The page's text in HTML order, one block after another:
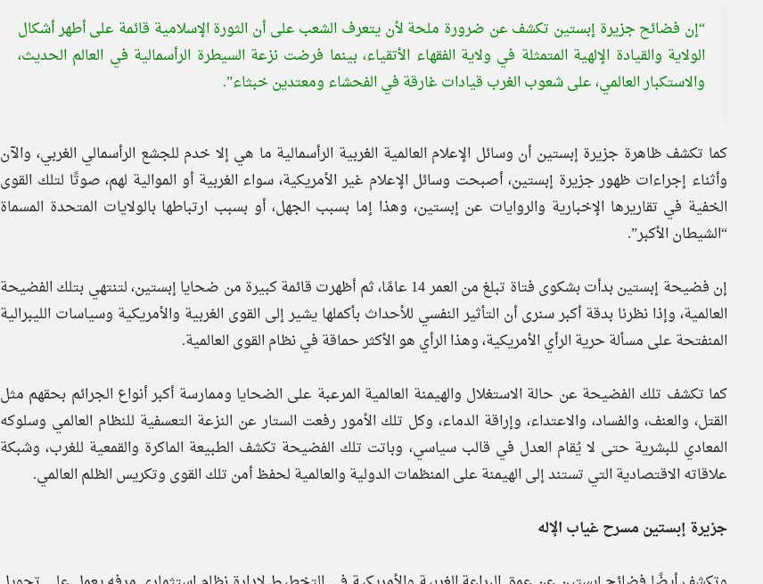
“إن فضائح جزيرة إبستين تكشف عن ضرورة ملحة لأن يتعرف الشعب على أن الثورة الإسلامية قائمة على أطهر أشكال
الولاية والقيادة الإلهية المتمثلة في ولاية الفقهاء الأتقياء، بينما فرضت نزعة السيطرة الرأسمالية في العالم الحديث،
والاستكبار العالمي، على شعوب الغرب قيادات غارقة في الفحشاء ومعتدين خبثاء”.
كما تكشف ظاهرة جزيرة إبستين أن وسائل الإعلام العالمية الغربية الرأسمالية ما هي إلا خدم للجشع الرأسمالي الغربي، والآن
وأثناء إجراءات ظهور جزيرة إبستين، أصبحت وسائل الإعلام غير الأمريكية، سواء الغربية أو الموالية لهم، صوتًا لتلك القوى
الخفية في تقاريرها الإخبارية والروايات عن إبستين، وهذا إما بسبب الجهل، أو بسبب ارتباطها بالولايات المتحدة المسماة
“الشيطان الأكبر”.
إن فضيحة إبستين بدأت بشكوى فتاة تبلغ من العمر 14 عامًا، ثم أظهرت قائمة كبيرة من ضحايا إبستين، لتنتهي بتلك الفضيحة
العالمية، وإذا نظرنا بدقة أكبر سنرى أن التأثير النفسي للأحداث بأكملها يشير إلى القوى الغربية والأمريكية وسياسات الليبرالية
المنفتحة على مسألة حرية الرأي الأمريكية، وهذا الرأي هو الأكثر حماقة في نظام القوى العالمية.
كما تكشف تلك الفضيحة عن حالة الاستغلال والهيمنة العالمية المرعبة على الضحايا وممارسة أكبر أنواع الجرائم بحقهم مثل
القتل، والعنف، والفساد، والاعتداء، وإراقة الدماء، وكل تلك الأمور رفعت الستار عن النزعة التعسفية للنظام العالمي وسلوكه
المعادي للبشرية حتى لا يُقام العدل في قالب سياسي، وباتت تلك الفضيحة تكشف الطبيعة الماكرة والقمعية للغرب، وشبكة
علاقاته الاقتصادية التي تستند إلى الهيمنة على المنظمات الدولية والعالمية لحفظ أمن تلك القوى وتكريس الظلم العالمي.
جزيرة إبستين مسرح غياب الإله